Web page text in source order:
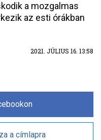
a mozgalmas
az esti órákban
2021. JÚLIUS 16. 13:58
a címlapra